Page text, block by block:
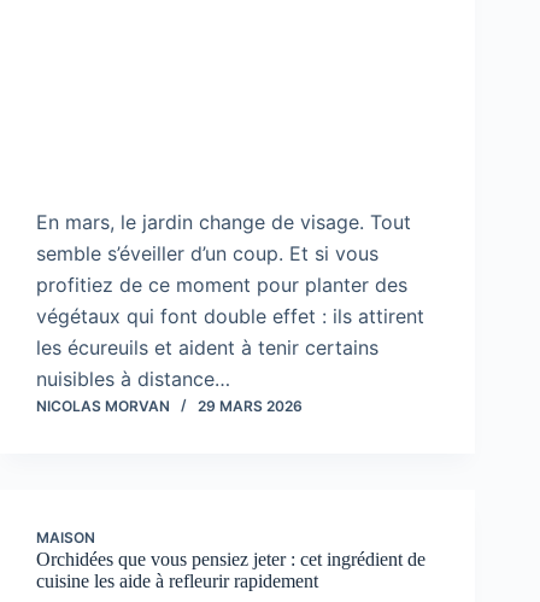
En mars, le jardin change de visage. Tout
semble s’éveiller d’un coup. Et si vous
profitiez de ce moment pour planter des
végétaux qui font double effet : ils attirent
les écureuils et aident à tenir certains
nuisibles à distance…
NICOLAS MORVAN 29 MARS 2026
MAISON
Orchidées que vous pensiez jeter : cet ingrédient de
cuisine les aide à refleurir rapidement